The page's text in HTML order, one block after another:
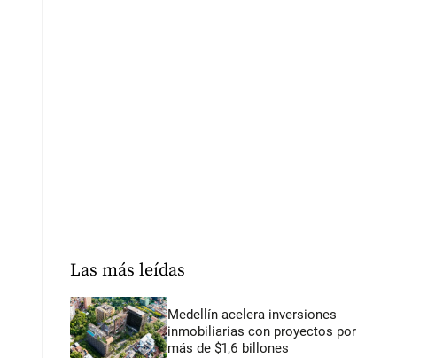
Las más leídas
Medellín acelera inversiones
inmobiliarias con proyectos por
más de $1,6 billones